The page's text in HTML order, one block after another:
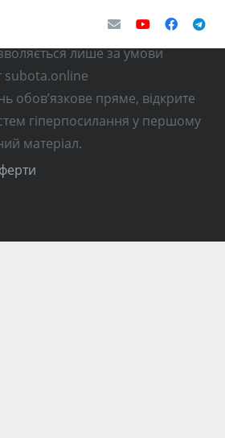
з інтернет-видання
лише за умови
subota.online
обов’язкове пряме, відкрите
гіперпосилання у першому
матеріал.